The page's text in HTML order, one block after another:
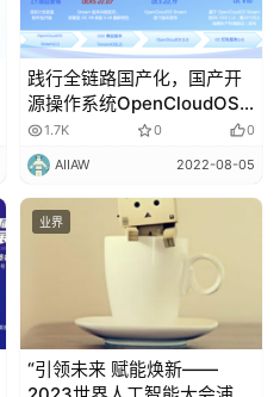
践行全链路国产化，国产开
源操作系统OpenCloudOS
发布源社区内核版本
1.7K 0 0
AIIAW 2022-08-05
业界
“引领未来 赋能焕新——